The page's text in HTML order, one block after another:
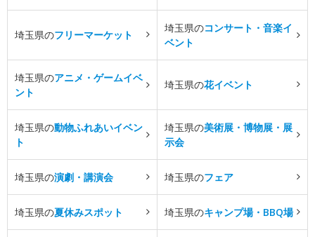
埼玉県のフリーマーケット
埼玉県のコンサート・音楽イ
ベント
埼玉県のアニメ・ゲームイベ
ント
埼玉県の花イベント
埼玉県の動物ふれあいイベン
ト
埼玉県の美術展・博物展・展
示会
埼玉県の演劇・講演会 埼玉県のフェア
埼玉県の夏休みスポット 埼玉県のキャンプ場・BBQ場